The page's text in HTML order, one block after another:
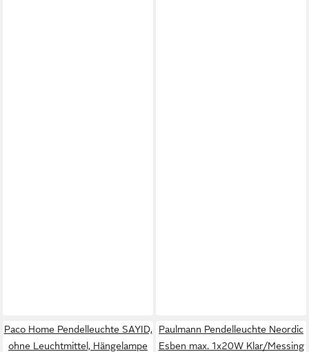
Paco Home Pendelleuchte SAYID,
ohne Leuchtmittel, Hängelampe
Paulmann Pendelleuchte Neordic
Esben max. 1x20W Klar/Messing